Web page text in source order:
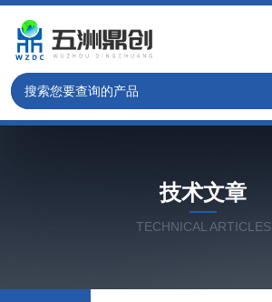
技术文章
TECHNICAL ARTICLES